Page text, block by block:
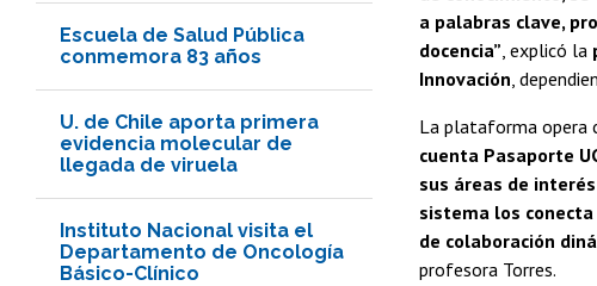
Escuela de Salud Pública
conmemora 83 años
U. de Chile aporta primera
evidencia molecular de
llegada de viruela
Instituto Nacional visita el
Departamento de Oncología
Básico-Clínico
a palabras clave,
docencia”, explicó la
Innovación,
La plataforma opera
cuenta Pasaporte
sus áreas de
sistema los
de colaboración
profesora Torres.